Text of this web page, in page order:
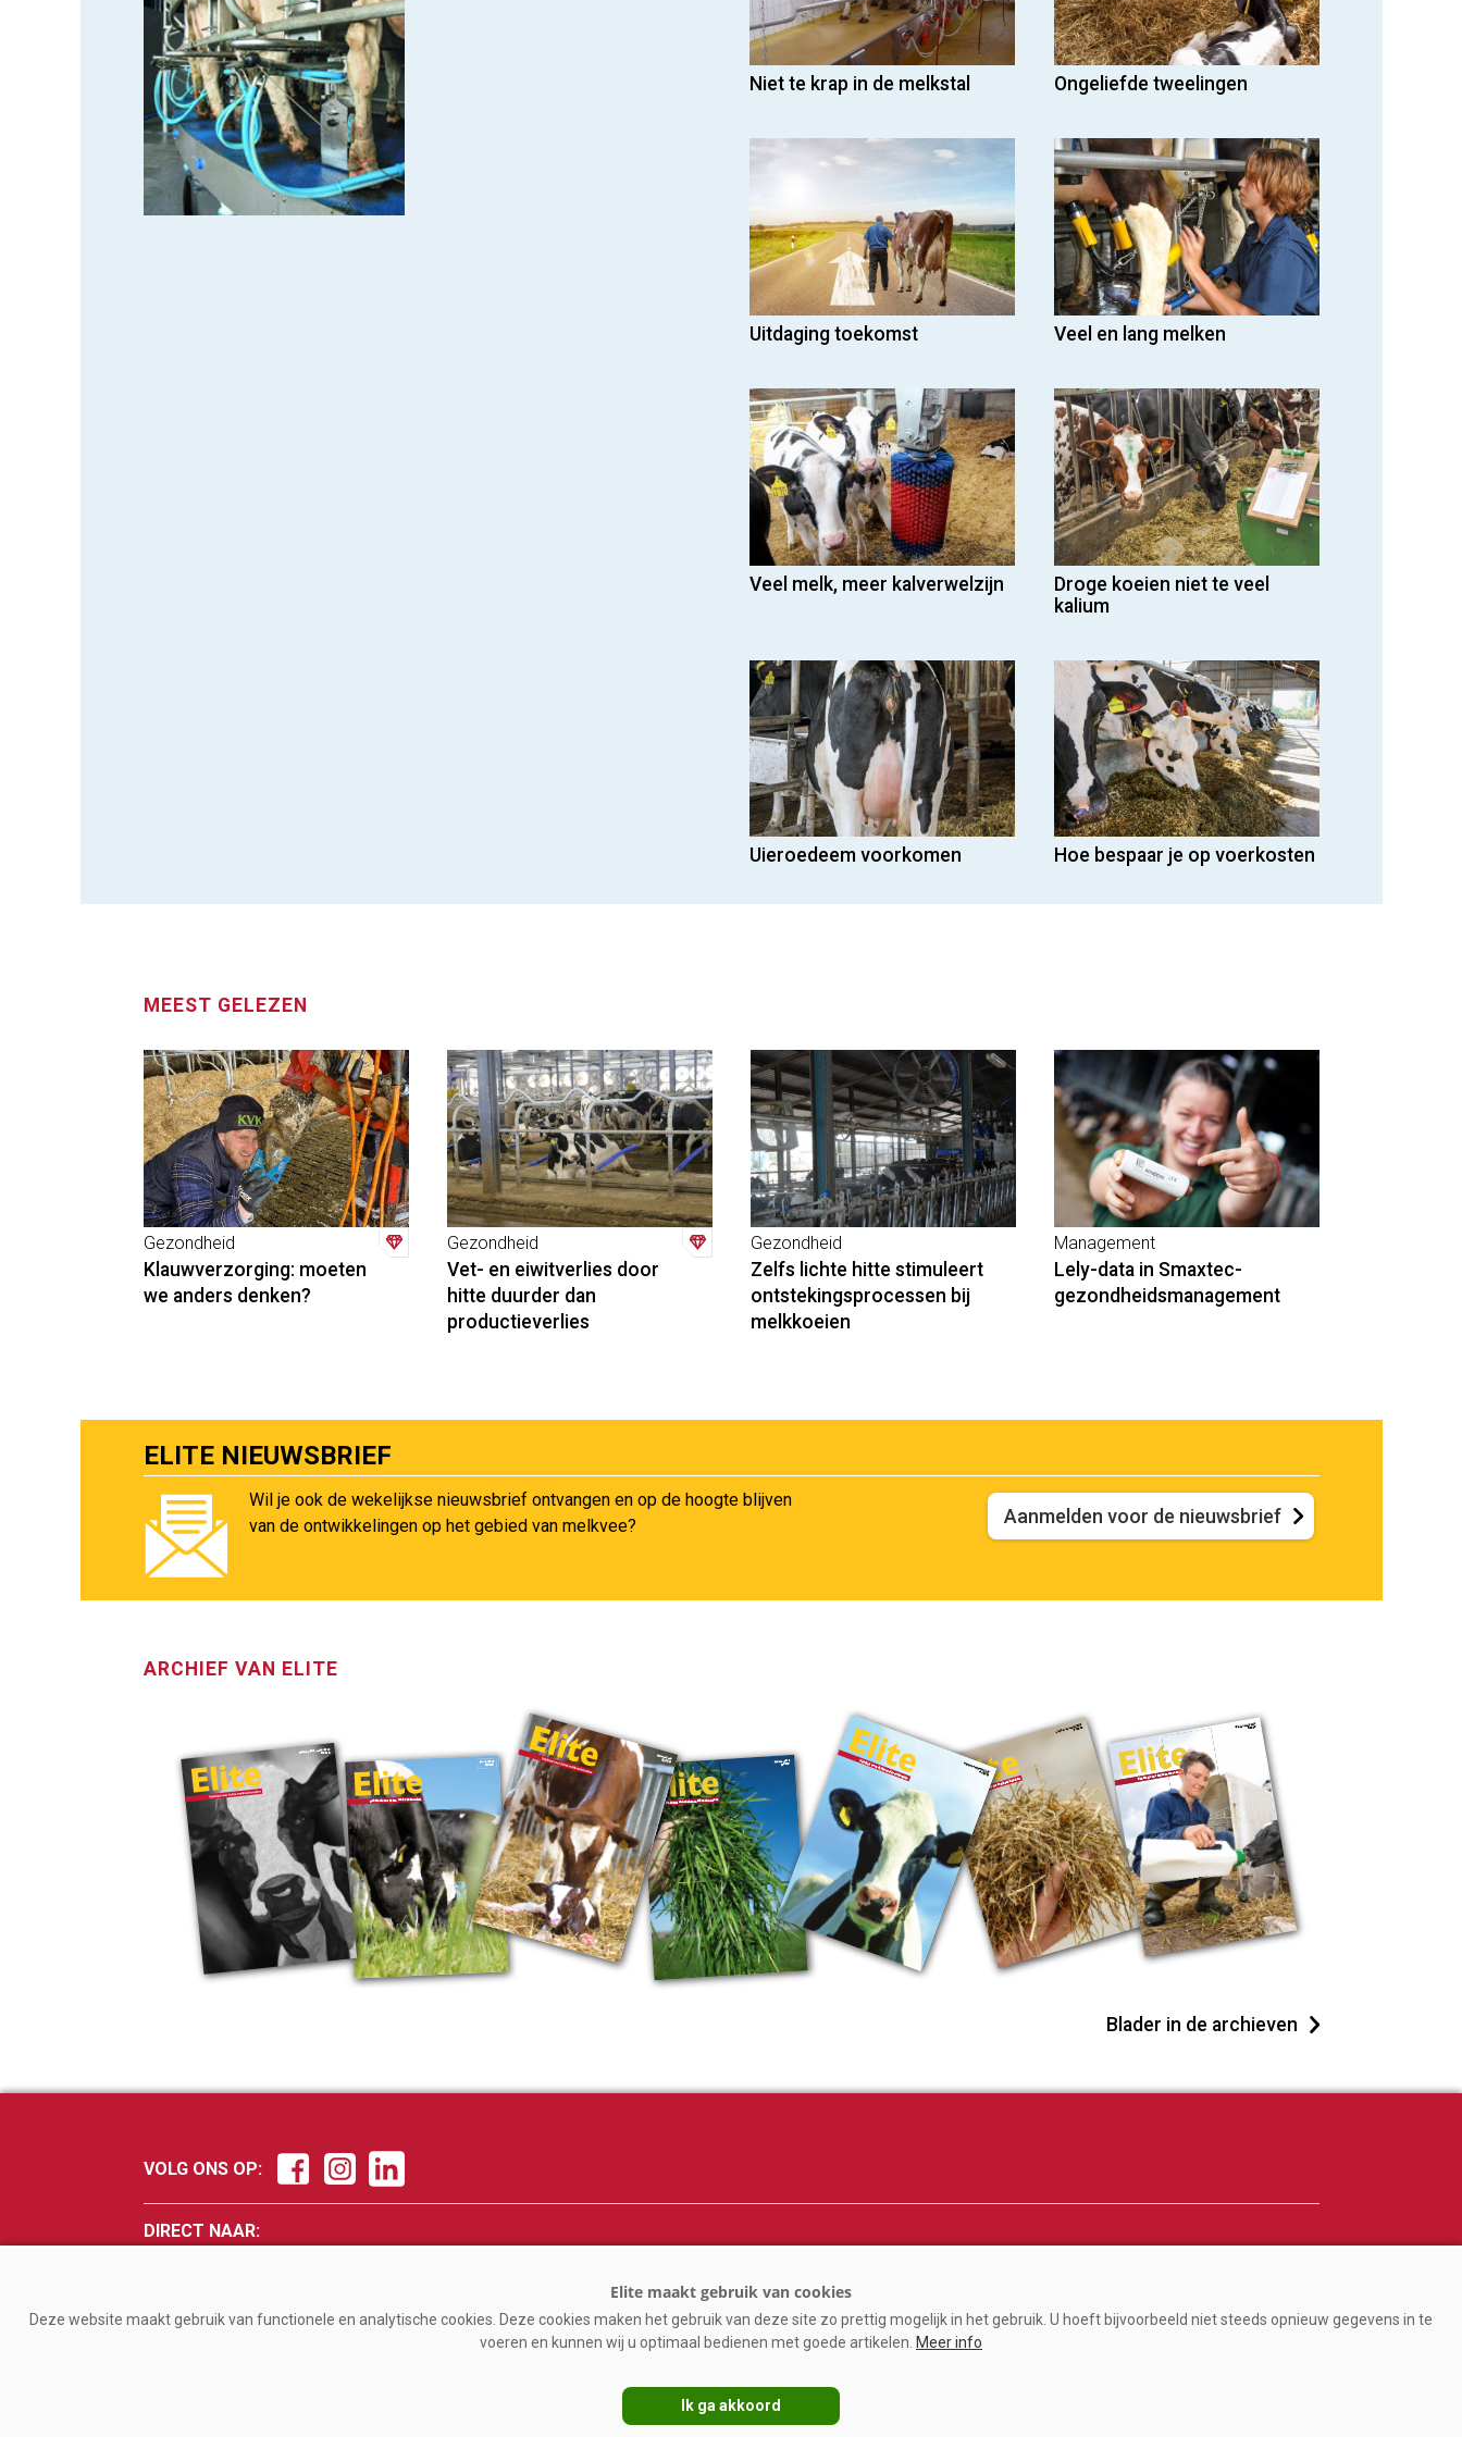
Niet te krap in de melkstal Ongeliefde tweelingen
Uitdaging toekomst Veel en lang melken
Veel melk, meer kalverwelzijn
Droge koeien niet te veel
kalium
Uieroedeem voorkomen Hoe bespaar je op voerkosten
MEEST GELEZEN
Gezondheid
Klauwverzorging: moeten
we anders denken?
Gezondheid
Vet- en eiwitverlies door
hitte duurder dan
productieverlies
Gezondheid
Zelfs lichte hitte stimuleert
ontstekingsprocessen bij
melkkoeien
Management
Lely-data in Smaxtec-
gezondheidsmanagement
ELITE NIEUWSBRIEF
Wil je ook de wekelijkse nieuwsbrief ontvangen en op de hoogte blijven
van de ontwikkelingen op het gebied van melkvee?
Aanmelden voor de nieuwsbrief
ARCHIEF VAN ELITE
Blader in de archieven
VOLG ONS OP:
DIRECT NAAR:
Gezondheid
Melken
Kennispartners
Deze website maakt gebruik van functionele en analytische cookies. Deze cookies maken het gebruik van deze site zo prettig mogelijk in het gebruik. U hoeft bijvoorbeeld niet steeds opnieuw gegevens in te
voeren en kunnen wij u optimaal bedienen met goede artikelen. Meer info
Ik ga akkoord